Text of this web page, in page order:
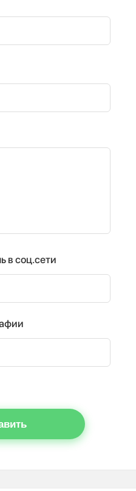
в соц.сети